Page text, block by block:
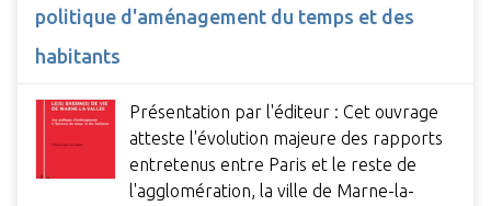
politique d'aménagement du temps et des
habitants
Présentation par l'éditeur : Cet ouvrage
atteste l'évolution majeure des rapports
entretenus entre Paris et le reste de
l'agglomération, la ville de Marne-la-